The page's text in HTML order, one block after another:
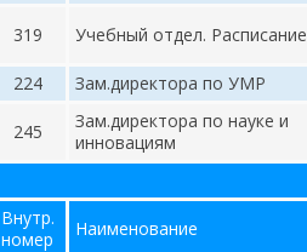
319 Учебный отдел. Расписание
224 Зам.директора по УМР
245
Зам.директора по науке и
инновациям
Внутр.
номер
Наименование